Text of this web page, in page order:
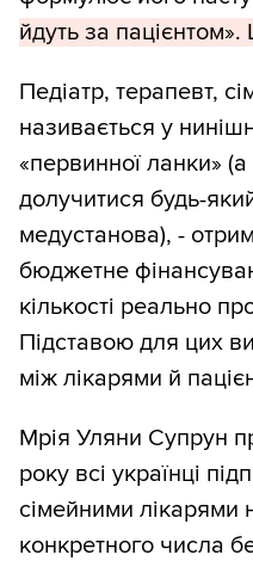
йдуть за
Педіатр, терапевт,
називається у
«первинної ланки»
долучитися будь-
медустанова), -
бюджетне
кількості реально
Підставою для цих
між лікарями й
Мрія Уляни Супрун
року всі українці
сімейними лікарями
конкретного числа